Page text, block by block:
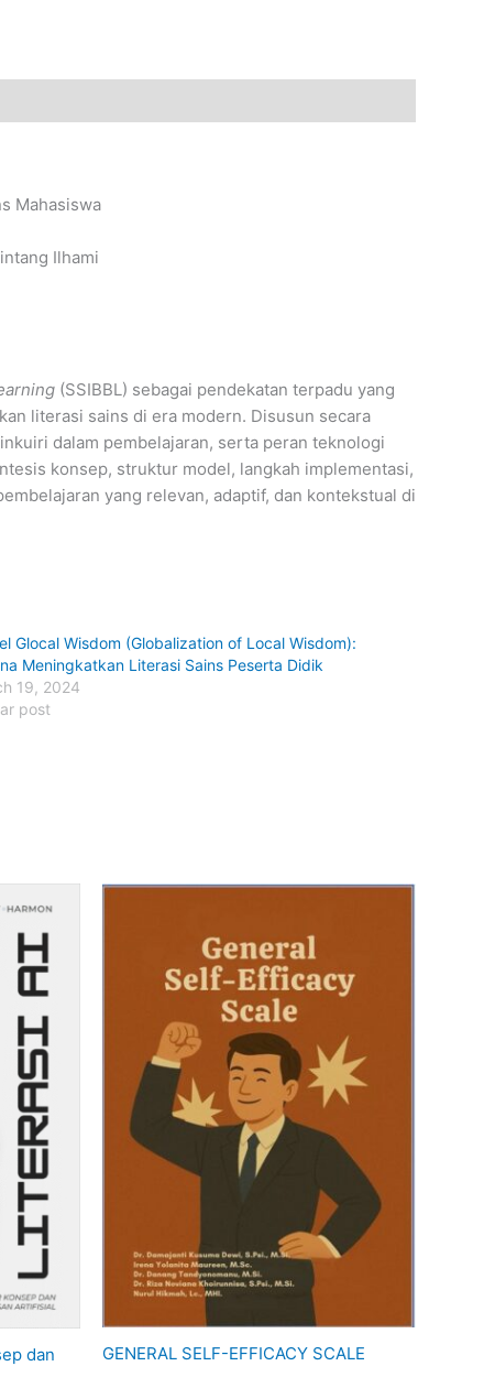
Mahasiswa
Ilhami
(SSIBBL) sebagai pendekatan terpadu yang
literasi sains di era modern. Disusun secara
dalam pembelajaran, serta peran teknologi
konsep, struktur model, langkah implementasi,
yang relevan, adaptif, dan kontekstual di
Glocal Wisdom (Globalization of Local Wisdom):
Meningkatkan Literasi Sains Peserta Didik
19, 2024
post
dan
GENERAL SELF-EFFICACY SCALE